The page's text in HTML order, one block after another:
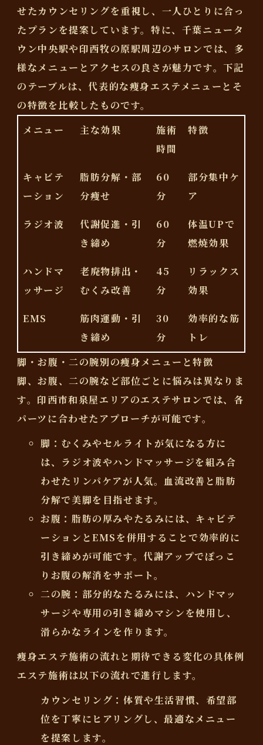
せたカウンセリングを重視し、一人ひとりに合っ
たプランを提案しています。特に、千葉ニュータ
ウン中央駅や印西牧の原駅周辺のサロンでは、多
様なメニューとアクセスの良さが魅力です。下記
のテーブルは、代表的な痩身エステメニューとそ
の特徴を比較したものです。
メニュー
主な効果
施術
時間
特徴
キャビテ
ーション
脂肪分解・部
分痩せ
60
分
部分集中ケ
ア
ラジオ波
代謝促進・引
き締め
60
分
体温UPで
燃焼効果
ハンドマ
ッサージ
老廃物排出・
むくみ改善
45
分
リラックス
効果
EMS
筋肉運動・引
き締め
30
分
効率的な筋
トレ
脚・お腹・二の腕別の痩身メニューと特徴
脚、お腹、二の腕など部位ごとに悩みは異なりま
す。印西市和泉屋エリアのエステサロンでは、各
パーツに合わせたアプローチが可能です。
脚 ：むくみやセルライトが気になる方に
は、ラジオ波やハンドマッサージを組み合
わせたリンパケアが人気。血流改善と脂肪
分解で美脚を目指せます。
お腹 ：脂肪の厚みやたるみには、キャビテ
ーションとEMSを併用することで効率的に
引き締めが可能です。代謝アップでぽっこ
りお腹の解消をサポート。
二の腕 ：部分的なたるみには、ハンドマッ
サージや専用の引き締めマシンを使用し、
滑らかなラインを作ります。
痩身エステ施術の流れと期待できる変化の具体例
エステ施術は以下の流れで進行します。
カウンセリング ：体質や生活習慣、希望部
位を丁寧にヒアリングし、最適なメニュー
を提案します。